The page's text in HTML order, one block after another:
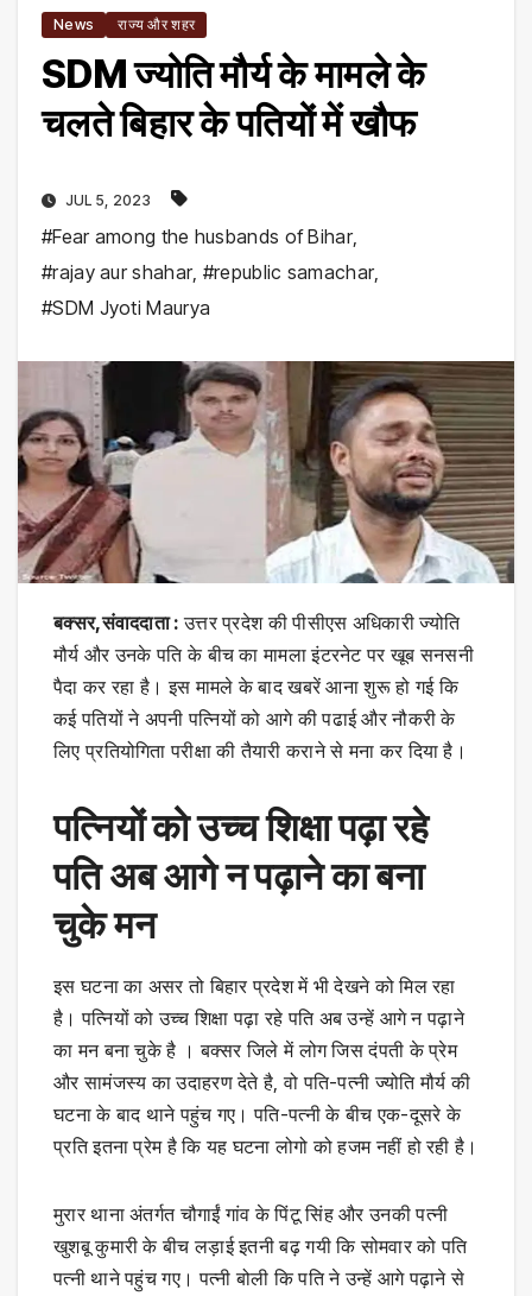
News राज्य और शहर
SDM ज्योति मौर्य के मामले के
चलते बिहार के पतियों में खौफ
JUL 5, 2023
#Fear among the husbands of Bihar,
#rajay aur shahar, #republic samachar,
#SDM Jyoti Maurya
बक्सर,संवाददाता :उत्तर प्रदेश की पीसीएस अधिकारी ज्योति
मौर्य और उनके पति के बीच का मामला इंटरनेट पर खूब सनसनी
पैदा कर रहा है। इस मामले के बाद खबरें आना शुरू हो गई कि
कई पतियों ने अपनी पत्नियों को आगे की पढाई और नौकरी के
लिए प्रतियोगिता परीक्षा की तैयारी कराने से मना कर दिया है।
पत्नियों को उच्च शिक्षा पढ़ा रहे
पति अब आगे न पढ़ाने का बना
चुके मन
इस घटना का असर तो बिहार प्रदेश में भी देखने को मिल रहा
है। पत्नियों को उच्च शिक्षा पढ़ा रहे पति अब उन्हें आगे न पढ़ाने
का मन बना चुके है । बक्सर जिले में लोग जिस दंपती के प्रेम
और सामंजस्य का उदाहरण देते है, वो पति-पत्नी ज्योति मौर्य की
घटना के बाद थाने पहुंच गए। पति-पत्नी के बीच एक-दूसरे के
प्रति इतना प्रेम है कि यह घटना लोगो को हजम नहीं हो रही है।
मुरार थाना अंतर्गत चौगाईं गांव के पिंटू सिंह और उनकी पत्नी
खुशबू कुमारी के बीच लड़ाई इतनी बढ़ गयी कि सोमवार को पति
पत्नी थाने पहुंच गए। पत्नी बोली कि पति ने उन्हें आगे पढ़ाने से